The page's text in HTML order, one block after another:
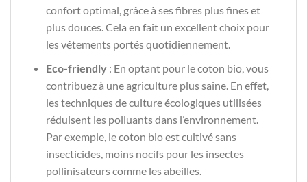
confort optimal, grâce à ses fibres plus fines et
plus douces. Cela en fait un excellent choix pour
les vêtements portés quotidiennement.
Eco-friendly: En optant pour le coton bio, vous
contribuez à une agriculture plus saine. En effet,
les techniques de culture écologiques utilisées
réduisent les polluants dans l’environnement.
Par exemple, le coton bio est cultivé sans
insecticides, moins nocifs pour les insectes
pollinisateurs comme les abeilles.